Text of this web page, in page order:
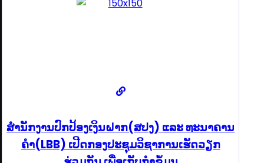
ສຳນັກງານປົກປ້ອງເງິນຝາກ(ສປງ) ແລະ ທະນາຄານ
ຄຳ(LBB) ເປີດກອງປະຊຸມວິຊາການເຮັດວຽກ